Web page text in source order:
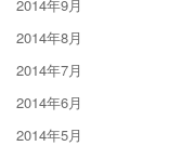
2014年9月
2014年8月
2014年7月
2014年6月
2014年5月